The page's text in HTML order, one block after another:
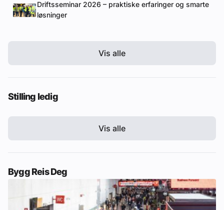
Driftsseminar 2026 – praktiske erfaringer og smarte
løsninger
Vis alle
Stilling ledig
Vis alle
Bygg Reis Deg